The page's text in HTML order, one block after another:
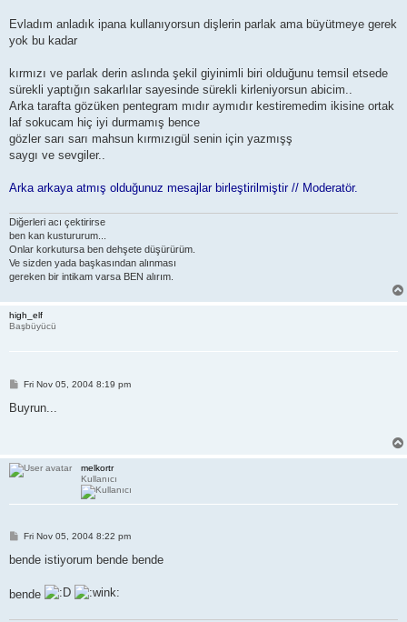
Evladım anladık ipana kullanıyorsun dişlerin parlak ama büyütmeye gerek
yok bu kadar
kırmızı ve parlak derin aslında şekil giyinimli biri olduğunu temsil etsede
sürekli yaptığın sakarlılar sayesinde sürekli kirleniyorsun abicim..
Arka tarafta gözüken pentegram mıdır aymıdır kestiremedim ikisine ortak
laf sokucam hiç iyi durmamış bence
gözler sarı sarı mahsun kırmızıgül senin için yazmışş
saygı ve sevgiler..
Arka arkaya atmış olduğunuz mesajlar birleştirilmiştir // Moderatör.
Diğerleri acı çektirirse
ben kan kustururum...
Onlar korkutursa ben dehşete düşürürüm.
Ve sizden yada başkasından alınması
gereken bir intikam varsa BEN alırım.
high_elf
Başbüyücü
P
s
Fri Nov 05, 2004 8:19 pm
Buyrun...
melkortr
Kullanıcı
P
s
Fri Nov 05, 2004 8:22 pm
bende istiyorum bende bende
bende